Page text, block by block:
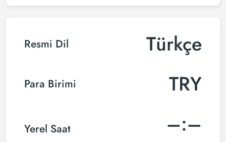
Resmi Dil Türkçe
Para Birimi TRY
Yerel Saat –:–